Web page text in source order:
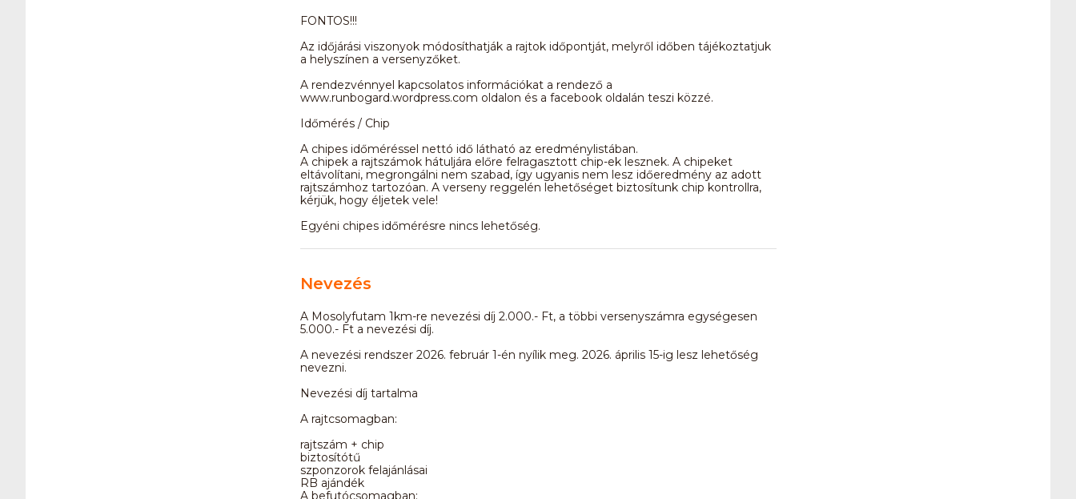
FONTOS!!!
Az időjárási viszonyok módosíthatják a rajtok időpontját, melyről időben tájékoztatjuk
a helyszínen a versenyzőket.
A rendezvénnyel kapcsolatos információkat a rendező a
www.runbogard.wordpress.com oldalon és a facebook oldalán teszi közzé.
Időmérés / Chip
A chipes időméréssel nettó idő látható az eredménylistában.
A chipek a rajtszámok hátuljára előre felragasztott chip-ek lesznek. A chipeket
eltávolítani, megrongálni nem szabad, így ugyanis nem lesz időeredmény az adott
rajtszámhoz tartozóan. A verseny reggelén lehetőséget biztosítunk chip kontrollra,
kérjük, hogy éljetek vele!
Egyéni chipes időmérésre nincs lehetőség.
Nevezés
A Mosolyfutam 1km-re nevezési díj 2.000.- Ft, a többi versenyszámra egységesen
5.000.- Ft a nevezési díj.
A nevezési rendszer 2026. február 1-én nyílik meg. 2026. április 15-ig lesz lehetőség
nevezni.
Nevezési díj tartalma
A rajtcsomagban:
rajtszám + chip
biztosítótű
szponzorok felajánlásai
RB ajándék
A befutócsomagban: